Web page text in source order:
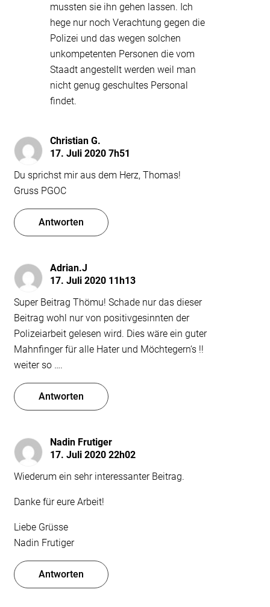
mussten sie ihn gehen lassen. Ich
hege nur noch Verachtung gegen die
Polizei und das wegen solchen
unkompetenten Personen die vom
Staadt angestellt werden weil man
nicht genug geschultes Personal
findet.
Christian G.
17. Juli 2020 7h51
Du sprichst mir aus dem Herz, Thomas!
Gruss PGOC
Antworten
Adrian.J
17. Juli 2020 11h13
Super Beitrag Thömu! Schade nur das dieser
Beitrag wohl nur von positivgesinnten der
Polizeiarbeit gelesen wird. Dies wäre ein guter
Mahnfinger für alle Hater und Möchtegern‘s !!
weiter so ….
Antworten
Nadin Frutiger
17. Juli 2020 22h02
Wiederum ein sehr interessanter Beitrag.
Danke für eure Arbeit!
Liebe Grüsse
Nadin Frutiger
Antworten